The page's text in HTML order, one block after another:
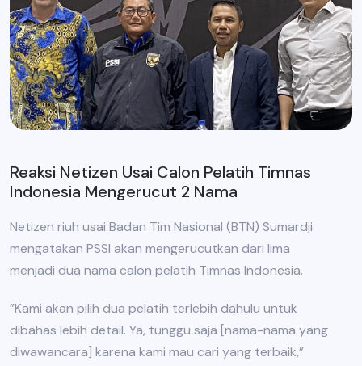
Reaksi Netizen Usai Calon Pelatih Timnas
Indonesia Mengerucut 2 Nama
Netizen riuh usai Badan Tim Nasional (BTN) Sumardji
mengatakan PSSI akan mengerucutkan dari lima
menjadi dua nama calon pelatih Timnas Indonesia.
”Kami akan pilih dua pelatih terlebih dahulu untuk
dibahas lebih detail. Ya, tunggu saja [nama-nama yang
diwawancara] karena kami mau cari yang terbaik,”